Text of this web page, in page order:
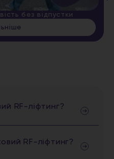
без відпустки
RF-ліфтинг?
RF-ліфтинг?